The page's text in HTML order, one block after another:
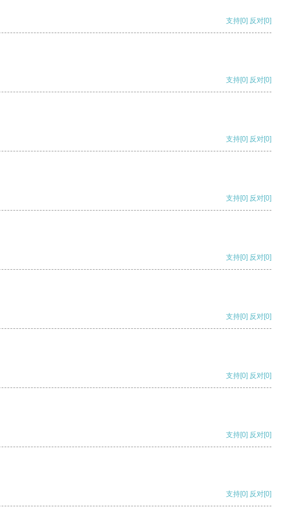
支持[0] 反对[0]
支持[0] 反对[0]
支持[0] 反对[0]
支持[0] 反对[0]
支持[0] 反对[0]
支持[0] 反对[0]
支持[0] 反对[0]
支持[0] 反对[0]
支持[0] 反对[0]